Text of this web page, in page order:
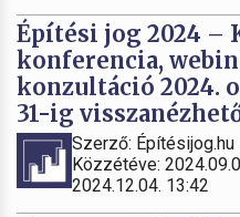
Építési jog 2024 –
konferencia,
konzultáció 2024.
31-ig
Szerző: Építésijog.hu
Közzétéve:
2024.12.04. 13:42